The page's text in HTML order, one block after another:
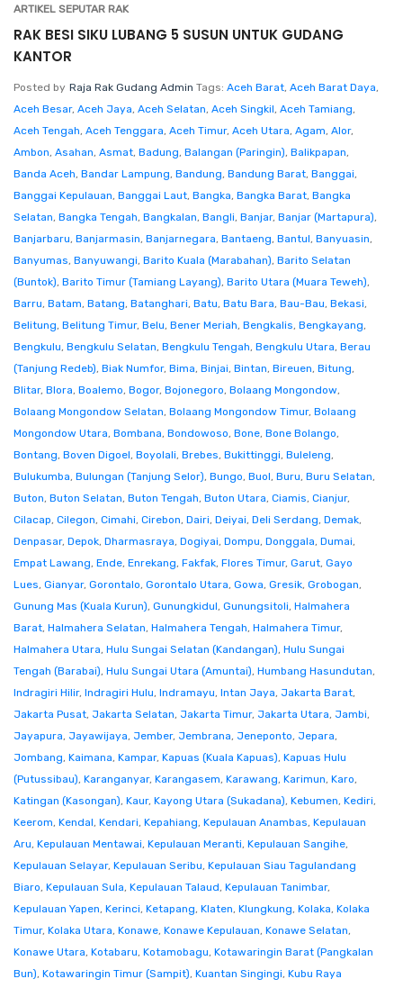
ARTIKEL SEPUTAR RAK
RAK BESI SIKU LUBANG 5 SUSUN UNTUK GUDANG
KANTOR
Posted by Raja Rak Gudang Admin Tags: Aceh Barat, Aceh Barat Daya,
Aceh Besar, Aceh Jaya, Aceh Selatan, Aceh Singkil, Aceh Tamiang,
Aceh Tengah, Aceh Tenggara, Aceh Timur, Aceh Utara, Agam, Alor,
Ambon, Asahan, Asmat, Badung, Balangan (Paringin), Balikpapan,
Banda Aceh, Bandar Lampung, Bandung, Bandung Barat, Banggai,
Banggai Kepulauan, Banggai Laut, Bangka, Bangka Barat, Bangka
Selatan, Bangka Tengah, Bangkalan, Bangli, Banjar, Banjar (Martapura),
Banjarbaru, Banjarmasin, Banjarnegara, Bantaeng, Bantul, Banyuasin,
Banyumas, Banyuwangi, Barito Kuala (Marabahan), Barito Selatan
(Buntok), Barito Timur (Tamiang Layang), Barito Utara (Muara Teweh),
Barru, Batam, Batang, Batanghari, Batu, Batu Bara, Bau-Bau, Bekasi,
Belitung, Belitung Timur, Belu, Bener Meriah, Bengkalis, Bengkayang,
Bengkulu, Bengkulu Selatan, Bengkulu Tengah, Bengkulu Utara, Berau
(Tanjung Redeb), Biak Numfor, Bima, Binjai, Bintan, Bireuen, Bitung,
Blitar, Blora, Boalemo, Bogor, Bojonegoro, Bolaang Mongondow,
Bolaang Mongondow Selatan, Bolaang Mongondow Timur, Bolaang
Mongondow Utara, Bombana, Bondowoso, Bone, Bone Bolango,
Bontang, Boven Digoel, Boyolali, Brebes, Bukittinggi, Buleleng,
Bulukumba, Bulungan (Tanjung Selor), Bungo, Buol, Buru, Buru Selatan,
Buton, Buton Selatan, Buton Tengah, Buton Utara, Ciamis, Cianjur,
Cilacap, Cilegon, Cimahi, Cirebon, Dairi, Deiyai, Deli Serdang, Demak,
Denpasar, Depok, Dharmasraya, Dogiyai, Dompu, Donggala, Dumai,
Empat Lawang, Ende, Enrekang, Fakfak, Flores Timur, Garut, Gayo
Lues, Gianyar, Gorontalo, Gorontalo Utara, Gowa, Gresik, Grobogan,
Gunung Mas (Kuala Kurun), Gunungkidul, Gunungsitoli, Halmahera
Barat, Halmahera Selatan, Halmahera Tengah, Halmahera Timur,
Halmahera Utara, Hulu Sungai Selatan (Kandangan), Hulu Sungai
Tengah (Barabai), Hulu Sungai Utara (Amuntai), Humbang Hasundutan,
Indragiri Hilir, Indragiri Hulu, Indramayu, Intan Jaya, Jakarta Barat,
Jakarta Pusat, Jakarta Selatan, Jakarta Timur, Jakarta Utara, Jambi,
Jayapura, Jayawijaya, Jember, Jembrana, Jeneponto, Jepara,
Jombang, Kaimana, Kampar, Kapuas (Kuala Kapuas), Kapuas Hulu
(Putussibau), Karanganyar, Karangasem, Karawang, Karimun, Karo,
Katingan (Kasongan), Kaur, Kayong Utara (Sukadana), Kebumen, Kediri,
Keerom, Kendal, Kendari, Kepahiang, Kepulauan Anambas, Kepulauan
Aru, Kepulauan Mentawai, Kepulauan Meranti, Kepulauan Sangihe,
Kepulauan Selayar, Kepulauan Seribu, Kepulauan Siau Tagulandang
Biaro, Kepulauan Sula, Kepulauan Talaud, Kepulauan Tanimbar,
Kepulauan Yapen, Kerinci, Ketapang, Klaten, Klungkung, Kolaka, Kolaka
Timur, Kolaka Utara, Konawe, Konawe Kepulauan, Konawe Selatan,
Konawe Utara, Kotabaru, Kotamobagu, Kotawaringin Barat (Pangkalan
Bun), Kotawaringin Timur (Sampit), Kuantan Singingi, Kubu Raya